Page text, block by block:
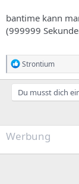
bantime kann
(999999
R
e
a
k
t
e
Strontium
Du musst dich
Werbung